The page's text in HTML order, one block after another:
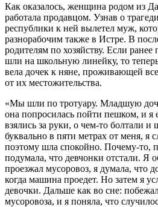
Как оказалось, женщина родом из
работала продавцом. Узнав о
республики к ней вылетел муж,
разнорабочим также в Истре. В
родителям по хозяйству. Если ранее
шли на школьную линейку, то
вела дочек к няне, проживающей
от их местожительства.
«Мы шли по тротуару. Младшую
она попросилась пойти пешком, и я
взялись за руки, о чем-то болтали
буквально в пяти метрах от меня, я
поэтому шла спокойно. Почему-то,
подумала, что девчонки отстали. Я
проезжал мусоровоз, я думала, что
когда машина проедет. Но затем я
девочки. Дальше как во сне:
мусоровоза, и я поняла, что